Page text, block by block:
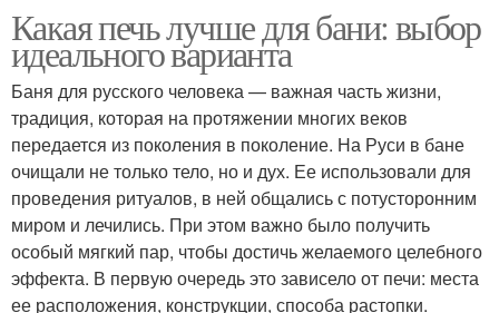
Какая печь лучше для бани: выбор
идеального варианта
Баня для русского человека — важная часть жизни,
традиция, которая на протяжении многих веков
передается из поколения в поколение. На Руси в бане
очищали не только тело, но и дух. Ее использовали для
проведения ритуалов, в ней общались с потусторонним
миром и лечились. При этом важно было получить
особый мягкий пар, чтобы достичь желаемого целебного
эффекта. В первую очередь это зависело от печи: места
ее расположения, конструкции, способа растопки.